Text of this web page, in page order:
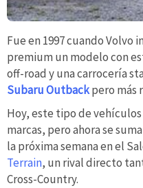
Fue en 1997 cuando Volvo
premium un modelo con
off-road y una carrocería
Subaru Outbackpero más
Hoy, este tipo de
marcas, pero ahora se
la próxima semana en el
Terrain, un rival directo
Cross-Country.